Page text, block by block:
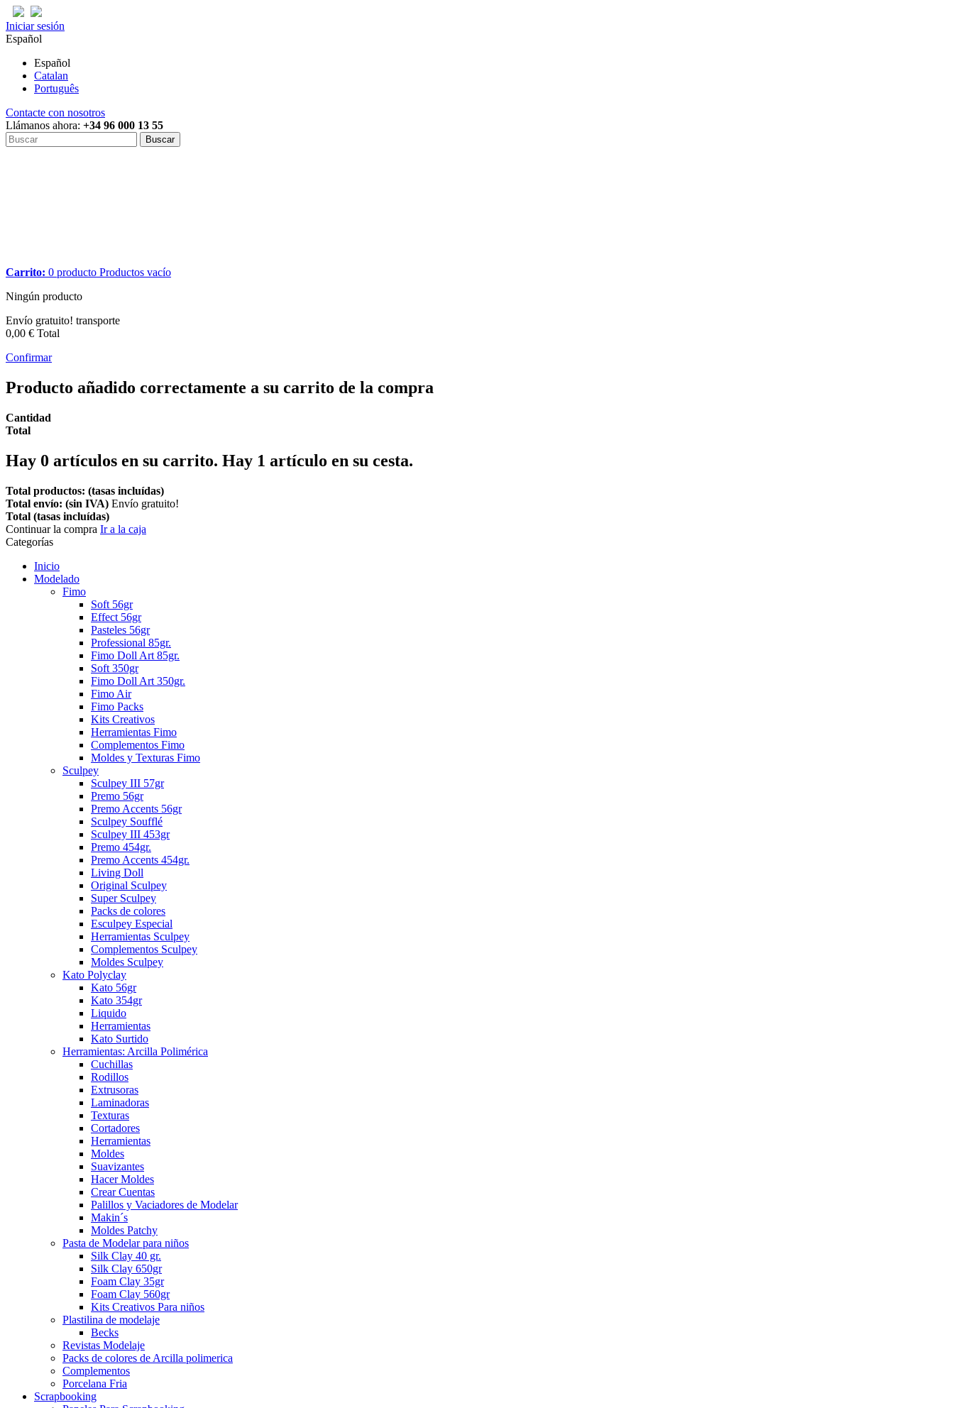
Iniciar sesión
Español
Español
Catalan
Português
Contacte con nosotros
Llámanos ahora: +34 96 000 13 55
Buscar
Carrito: 0 producto Productos vacío
Ningún producto
Envío gratuito! transporte
0,00 € Total
Confirmar
Producto añadido correctamente a su carrito de la compra
Cantidad
Total
Hay 0 artículos en su carrito. Hay 1 artículo en su cesta.
Total productos: (tasas incluídas)
Total envío: (sin IVA) Envío gratuito!
Total (tasas incluídas)
Continuar la compra Ir a la caja
Categorías
Inicio
Modelado
Fimo
Soft 56gr
Effect 56gr
Pasteles 56gr
Professional 85gr.
Fimo Doll Art 85gr.
Soft 350gr
Fimo Doll Art 350gr.
Fimo Air
Fimo Packs
Kits Creativos
Herramientas Fimo
Complementos Fimo
Moldes y Texturas Fimo
Sculpey
Sculpey III 57gr
Premo 56gr
Premo Accents 56gr
Sculpey Soufflé
Sculpey III 453gr
Premo 454gr.
Premo Accents 454gr.
Living Doll
Original Sculpey
Super Sculpey
Packs de colores
Esculpey Especial
Herramientas Sculpey
Complementos Sculpey
Moldes Sculpey
Kato Polyclay
Kato 56gr
Kato 354gr
Liquido
Herramientas
Kato Surtido
Herramientas: Arcilla Polimérica
Cuchillas
Rodillos
Extrusoras
Laminadoras
Texturas
Cortadores
Herramientas
Moldes
Suavizantes
Hacer Moldes
Crear Cuentas
Palillos y Vaciadores de Modelar
Makin´s
Moldes Patchy
Pasta de Modelar para niños
Silk Clay 40 gr.
Silk Clay 650gr
Foam Clay 35gr
Foam Clay 560gr
Kits Creativos Para niños
Plastilina de modelaje
Becks
Revistas Modelaje
Packs de colores de Arcilla polimerica
Complementos
Porcelana Fria
Scrapbooking